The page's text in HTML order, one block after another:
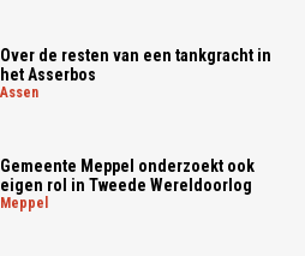
Over de resten van een tankgracht in
het Asserbos
assen
Gemeente Meppel onderzoekt ook
eigen rol in Tweede Wereldoorlog
meppel